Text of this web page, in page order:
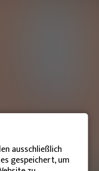
ausschließlich
gespeichert, um